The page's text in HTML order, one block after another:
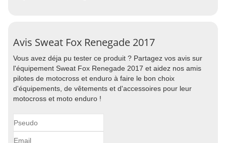
Avis Sweat Fox Renegade 2017
Vous avez déja pu tester ce produit ? Partagez vos avis sur
l'équipement Sweat Fox Renegade 2017 et aidez nos amis
pilotes de motocross et enduro à faire le bon choix
d'équipements, de vêtements et d'accessoires pour leur
motocross et moto enduro !